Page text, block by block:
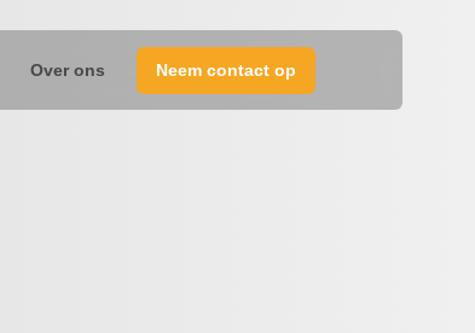
Over ons Neem contact op